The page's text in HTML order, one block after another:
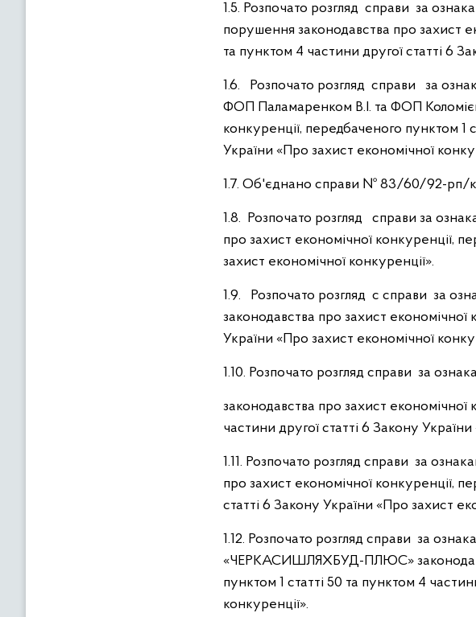
1.5. Розпочато розгляд справи за
порушення законодавства про захист
та пунктом 4 частини другої статті 6
1.6. Розпочато розгляд справи за
ФОП Паламаренком В.І. та ФОП
конкуренції, передбаченого пунктом 1
України «Про захист економічної
1.7. Об'єднано справи № 83/60/92-рп/
1.8. Розпочато розгляд справи за
про захист економічної конкуренції,
захист економічної конкуренції».
1.9. Розпочато розгляд с справи за
законодавства про захист економічної
України «Про захист економічної
1.10. Розпочато розгляд справи за
законодавства про захист економічної
частини другої статті 6 Закону
1.11. Розпочато розгляд справи за
про захист економічної конкуренції,
статті 6 Закону України «Про захист
1.12. Розпочато розгляд справи за
«ЧЕРКАСИШЛЯХБУД-ПЛЮС»
пунктом 1 статті 50 та пунктом 4
конкуренції».